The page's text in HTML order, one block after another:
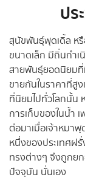
ปร
สุนัขพันธุ์พุดเดิ้ล ห
ขนาดเล็ก มีถิ่นกำเ
สายพันธุ์ยอดนิยมที่
ขายกันในราคาที่สูง
ที่นิยมไปทั่วโลกนั้น
การเก็บของในน้ำ
ต่อมาเมื่อเจ้าหมา
หนึ่งของประเทศฝ
ทรงต่างๆ จึงถูกยก
ปัจจุบัน นั่นเอง